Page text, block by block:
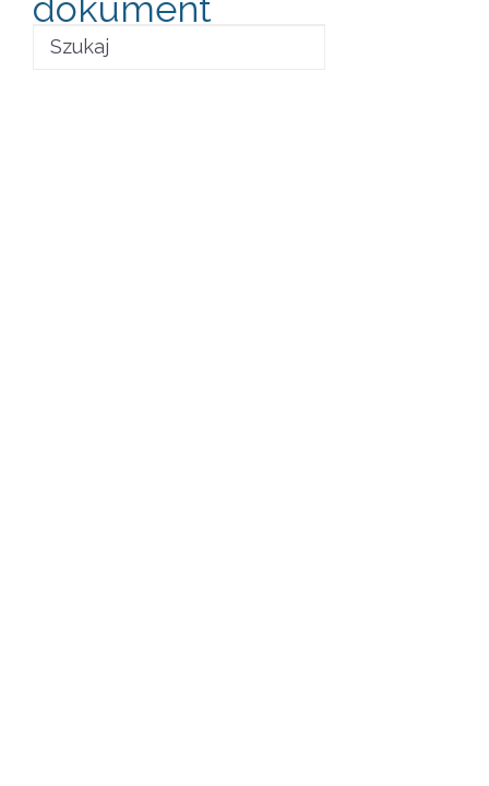
dokument